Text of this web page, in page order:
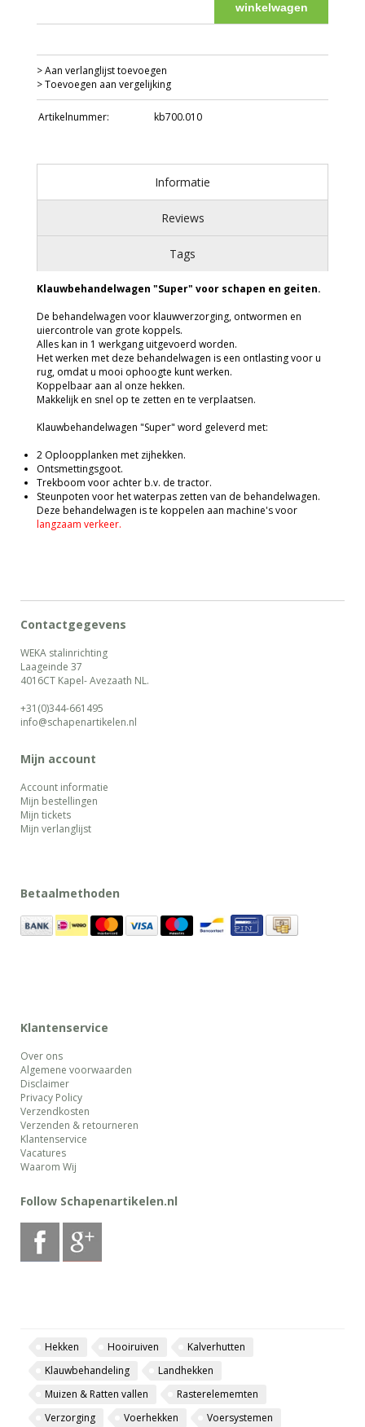
winkelwagen
> Aan verlanglijst toevoegen
> Toevoegen aan vergelijking
Artikelnummer: kb700.010
Informatie
Reviews
Tags
Klauwbehandelwagen "Super" voor schapen en geiten.
De behandelwagen voor klauwverzorging, ontwormen en
uiercontrole van grote koppels.
Alles kan in 1 werkgang uitgevoerd worden.
Het werken met deze behandelwagen is een ontlasting voor u
rug, omdat u mooi ophoogte kunt werken.
Koppelbaar aan al onze hekken.
Makkelijk en snel op te zetten en te verplaatsen.
Klauwbehandelwagen "Super" word geleverd met:
2 Oploopplanken met zijhekken.
Ontsmettingsgoot.
Trekboom voor achter b.v. de tractor.
Steunpoten voor het waterpas zetten van de behandelwagen.
Deze behandelwagen is te koppelen aan machine's voor
langzaam verkeer.
Contactgegevens
WEKA stalinrichting
Laageinde 37
4016CT Kapel- Avezaath NL.
+31(0)344-661495
info@schapenartikelen.nl
Mijn account
Account informatie
Mijn bestellingen
Mijn tickets
Mijn verlanglijst
Betaalmethoden
Klantenservice
Over ons
Algemene voorwaarden
Disclaimer
Privacy Policy
Verzendkosten
Verzenden & retourneren
Klantenservice
Vacatures
Waarom Wij
Follow Schapenartikelen.nl
Hekken Hooiruiven
Kalverhutten
Klauwbehandeling
Landhekken
Muizen & Ratten vallen
Rasterelememten
Verzorging
Voerhekken Voersystemen